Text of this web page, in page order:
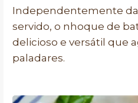
Independentemente
servido, o nhoque de
delicioso e versátil que
paladares.